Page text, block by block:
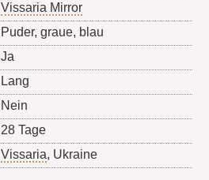
Vissaria Mirror
Puder, graue, blau
Ja
Lang
Nein
28 Tage
Vissaria, Ukraine